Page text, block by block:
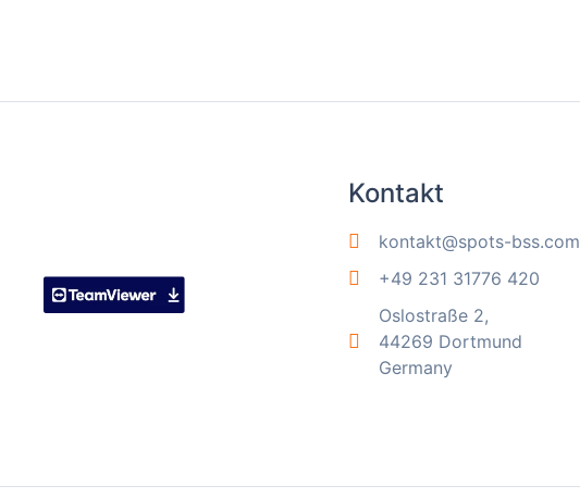
Kontakt
kontakt@spots-bss.com
+49 231 31776 420
Oslostraße 2,
44269 Dortmund
Germany